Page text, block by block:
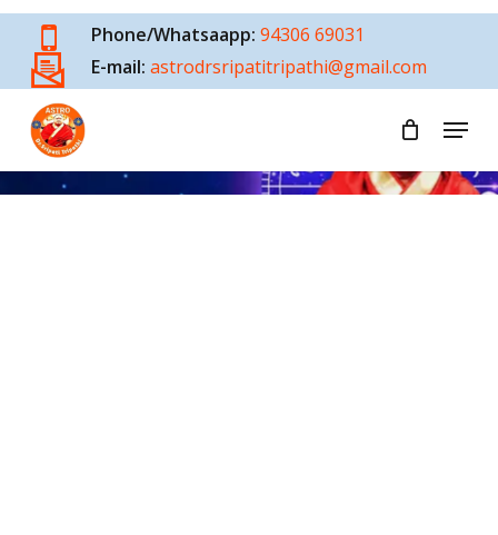
Skip
main
content
Phone/Whatsaapp: 94306 69031
E-mail: astrodrsripatitripathi@gmail.com
Menu
About Dr. Sripati Tripathi